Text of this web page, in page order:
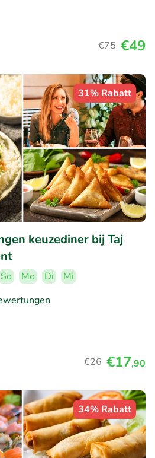
€75 €49
31% Rabatt
keuzediner bij Taj
So Mo Di
Mi
€26 €17,90
34% Rabatt